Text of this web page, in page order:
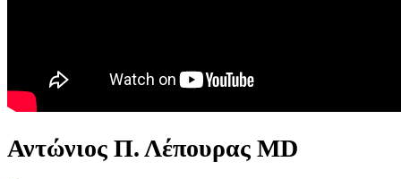
Αντώνιος Π. Λέπουρας MD